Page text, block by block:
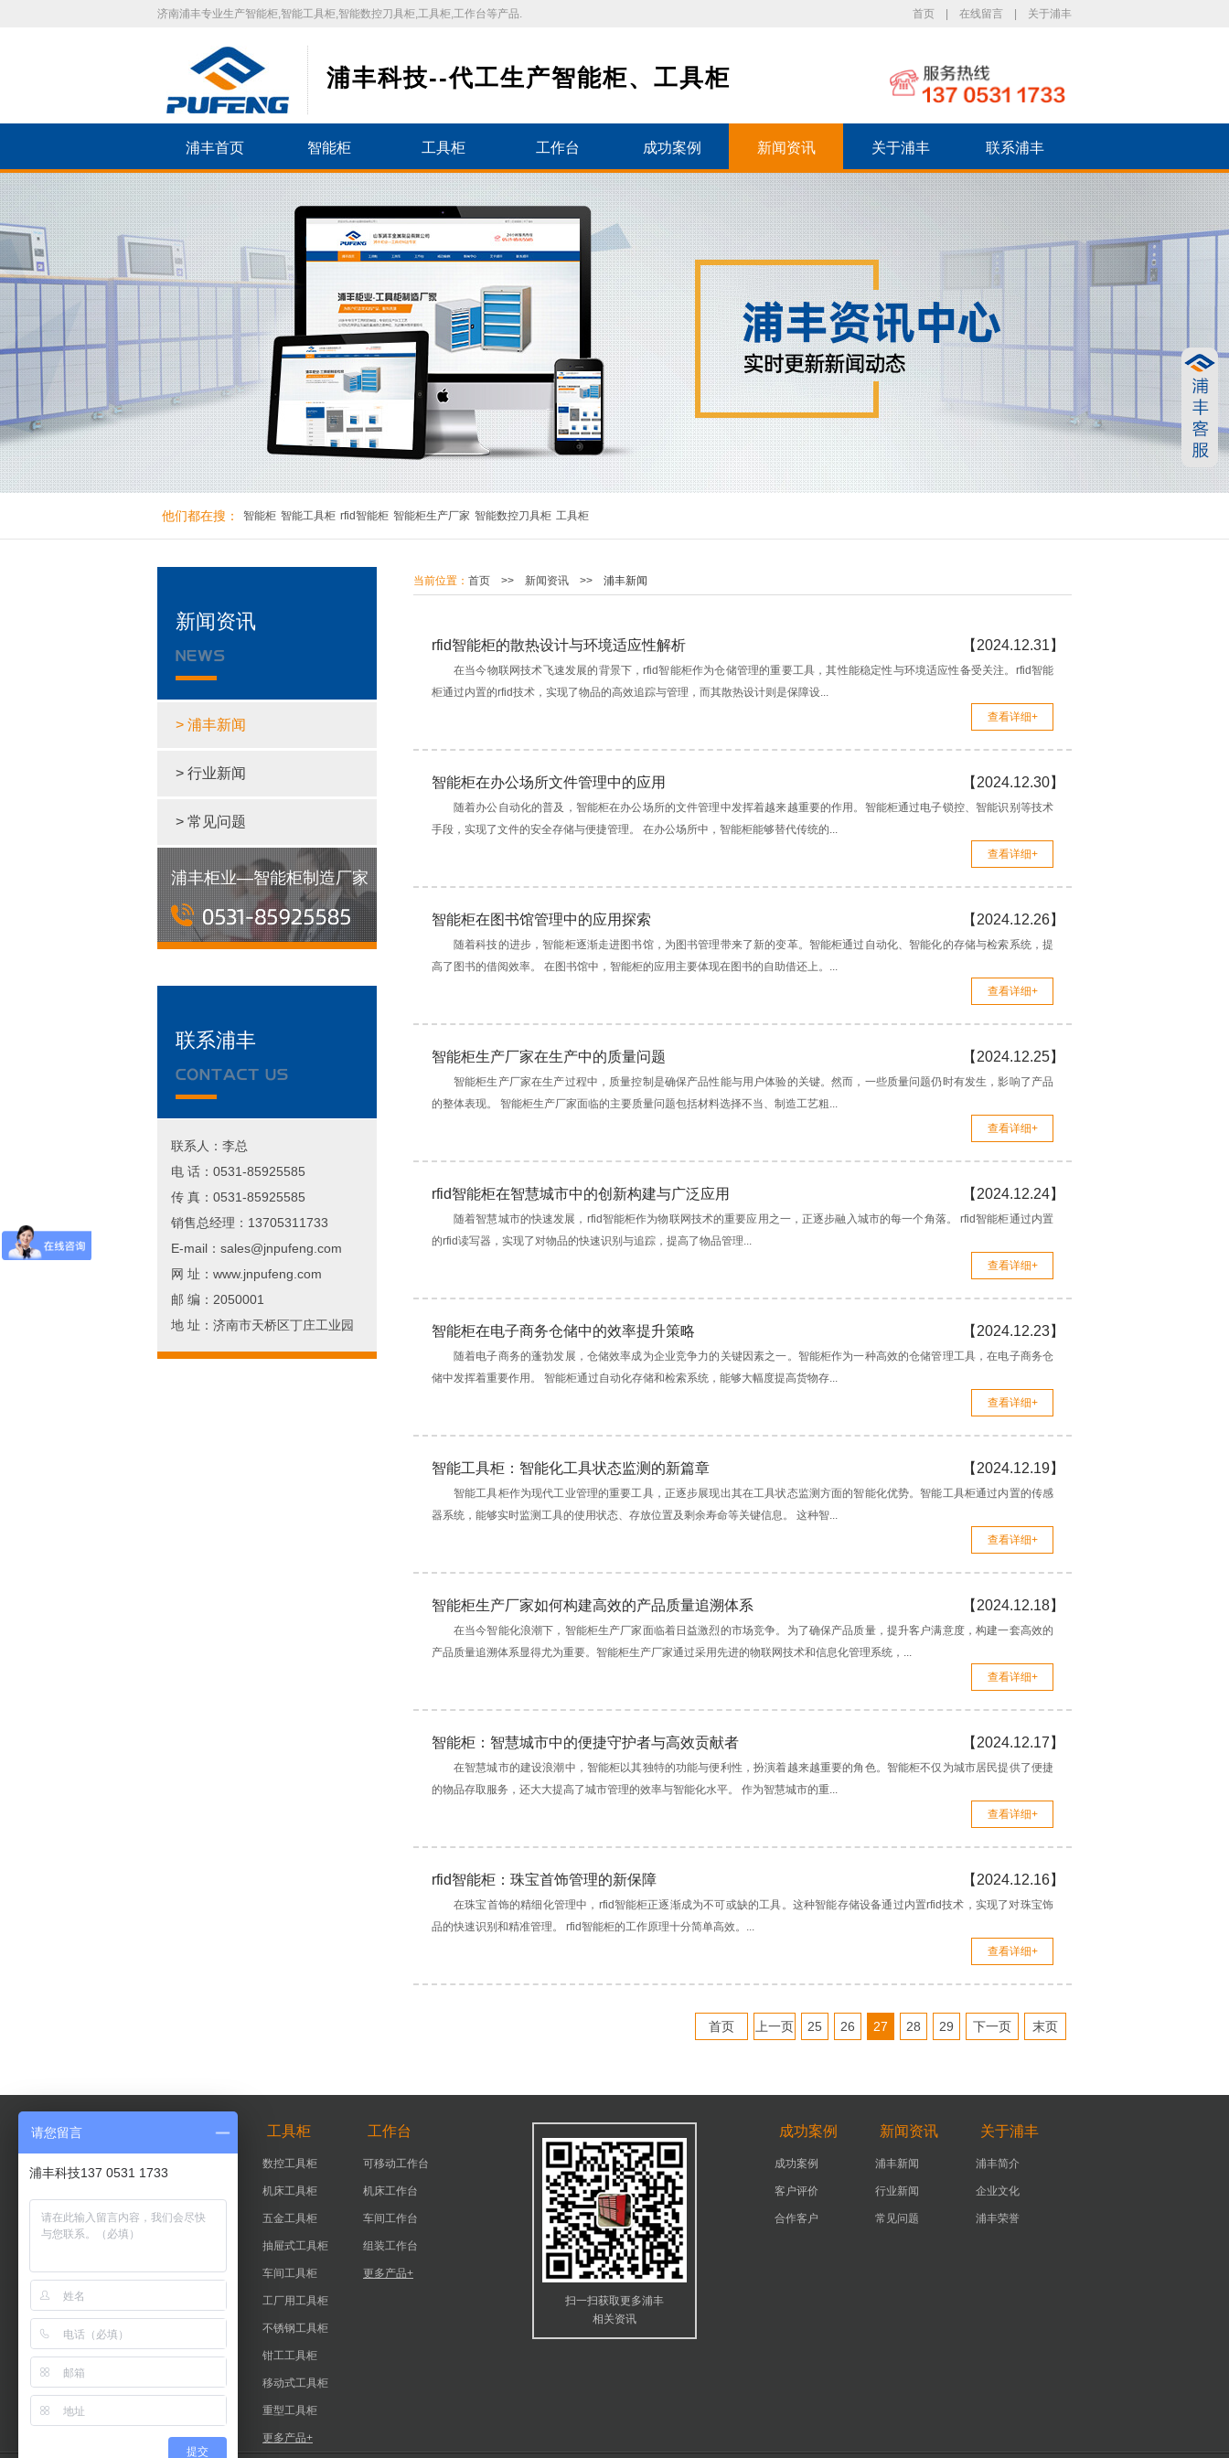
济南浦丰专业生产智能柜,智能工具柜,智能数控刀具柜,工具柜,工作台等产品. 首页 在线留言 关于浦丰
浦丰科技--代工生产智能柜、工具柜
浦丰首页 智能柜 工具柜 工作台 成功案例 新闻资讯 关于浦丰 联系浦丰
他们都在搜： 智能柜 智能工具柜 rfid智能柜 智能柜生产厂家 智能数控刀具柜 工具柜
新闻资讯
> 浦丰新闻
> 行业新闻
> 常见问题
浦丰柜业—智能柜制造厂家
联系浦丰
联系人：李总
电 话：0531-85925585
传 真：0531-85925585
销售总经理：13705311733
E-mail：sales@jnpufeng.com
网 址：www.jnpufeng.com
邮 编：2050001
地 址：济南市天桥区丁庄工业园
当前位置： 首页 >> 新闻资讯 >> 浦丰新闻
rfid智能柜的散热设计与环境适应性解析 【2024.12.31】
在当今物联网技术飞速发展的背景下，rfid智能柜作为仓储管理的重要工具，其性能稳定性与环境适应性备受关注。rfid智能
柜通过内置的rfid技术，实现了物品的高效追踪与管理，而其散热设计则是保障设...
查看详细+
智能柜在办公场所文件管理中的应用 【2024.12.30】
随着办公自动化的普及，智能柜在办公场所的文件管理中发挥着越来越重要的作用。智能柜通过电子锁控、智能识别等技术
手段，实现了文件的安全存储与便捷管理。 在办公场所中，智能柜能够替代传统的...
查看详细+
智能柜在图书馆管理中的应用探索 【2024.12.26】
随着科技的进步，智能柜逐渐走进图书馆，为图书管理带来了新的变革。智能柜通过自动化、智能化的存储与检索系统，提
高了图书的借阅效率。 在图书馆中，智能柜的应用主要体现在图书的自助借还上。...
查看详细+
智能柜生产厂家在生产中的质量问题 【2024.12.25】
智能柜生产厂家在生产过程中，质量控制是确保产品性能与用户体验的关键。然而，一些质量问题仍时有发生，影响了产品
的整体表现。 智能柜生产厂家面临的主要质量问题包括材料选择不当、制造工艺粗...
查看详细+
rfid智能柜在智慧城市中的创新构建与广泛应用 【2024.12.24】
随着智慧城市的快速发展，rfid智能柜作为物联网技术的重要应用之一，正逐步融入城市的每一个角落。 rfid智能柜通过内置
的rfid读写器，实现了对物品的快速识别与追踪，提高了物品管理...
查看详细+
智能柜在电子商务仓储中的效率提升策略 【2024.12.23】
随着电子商务的蓬勃发展，仓储效率成为企业竞争力的关键因素之一。智能柜作为一种高效的仓储管理工具，在电子商务仓
储中发挥着重要作用。 智能柜通过自动化存储和检索系统，能够大幅度提高货物存...
查看详细+
智能工具柜：智能化工具状态监测的新篇章 【2024.12.19】
智能工具柜作为现代工业管理的重要工具，正逐步展现出其在工具状态监测方面的智能化优势。智能工具柜通过内置的传感
器系统，能够实时监测工具的使用状态、存放位置及剩余寿命等关键信息。 这种智...
查看详细+
智能柜生产厂家如何构建高效的产品质量追溯体系 【2024.12.18】
在当今智能化浪潮下，智能柜生产厂家面临着日益激烈的市场竞争。为了确保产品质量，提升客户满意度，构建一套高效的
产品质量追溯体系显得尤为重要。智能柜生产厂家通过采用先进的物联网技术和信息化管理系统，...
查看详细+
智能柜：智慧城市中的便捷守护者与高效贡献者 【2024.12.17】
在智慧城市的建设浪潮中，智能柜以其独特的功能与便利性，扮演着越来越重要的角色。智能柜不仅为城市居民提供了便捷
的物品存取服务，还大大提高了城市管理的效率与智能化水平。 作为智慧城市的重...
查看详细+
rfid智能柜：珠宝首饰管理的新保障 【2024.12.16】
在珠宝首饰的精细化管理中，rfid智能柜正逐渐成为不可或缺的工具。这种智能存储设备通过内置rfid技术，实现了对珠宝饰
品的快速识别和精准管理。 rfid智能柜的工作原理十分简单高效。...
查看详细+
首页 上一页 25 26 27 28 29 下一页 末页
工具柜 工作台
实验室智能柜
更多产品+
数控工具柜
机床工具柜
五金工具柜
抽屉式工具柜
车间工具柜
工厂用工具柜
不锈钢工具柜
钳工工具柜
移动式工具柜
重型工具柜
更多产品+
可移动工作台
机床工作台
车间工作台
组装工作台
更多产品+
成功案例 新闻资讯 关于浦丰
成功案例
客户评价
合作客户
浦丰新闻
行业新闻
常见问题
浦丰简介
企业文化
浦丰荣誉
扫一扫获取更多浦丰
相关资讯
请您留言
浦丰科技137 0531 1733
提交